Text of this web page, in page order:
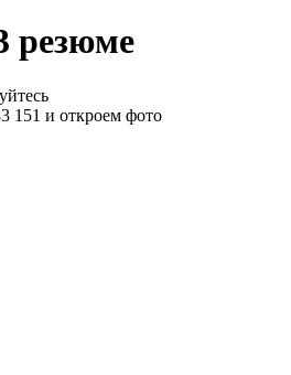
резюме
151 и откроем фото